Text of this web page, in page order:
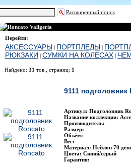
Расширенный поиск
Roncato Valigeria
Перейти:
АКСЕССУАРЫ | ПОРТПЛЕДЫ |
РЮКЗАКИ | СУМКИ НА КОЛЕСАХ |
Найдено: 31 тов., страниц: 1
9111 подголовник
Артикул: Подголовник
Название коллекции:
Производитель:
Размер:
Объём:
Вес:
Материал: Нейлон 70
Цвета: Синий/серый
Гарантия: